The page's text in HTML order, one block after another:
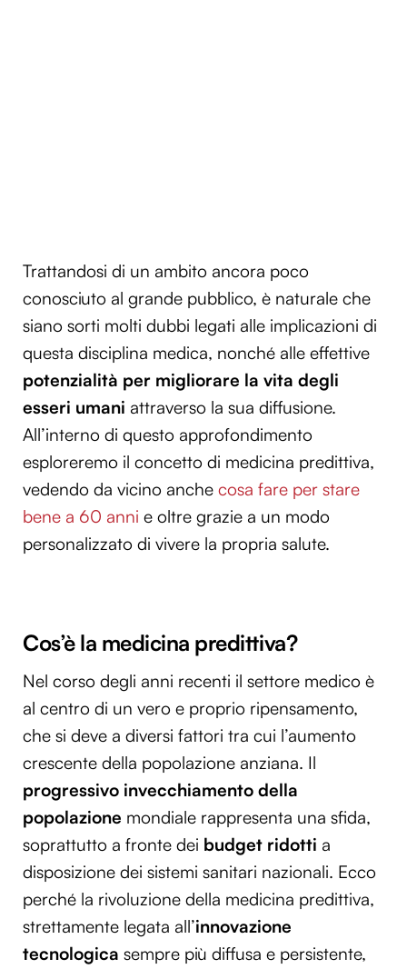
Trattandosi di un ambito ancora poco
conosciuto al grande pubblico, è naturale che
siano sorti molti dubbi legati alle implicazioni di
questa disciplina medica, nonché alle effettive
potenzialità per migliorare la vita degli
esseri umani attraverso la sua diffusione.
All’interno di questo approfondimento
esploreremo il concetto di medicina predittiva,
vedendo da vicino anche cosa fare per stare
bene a 60 anni e oltre grazie a un modo
personalizzato di vivere la propria salute.
Cos’è la medicina predittiva?
Nel corso degli anni recenti il settore medico è
al centro di un vero e proprio ripensamento,
che si deve a diversi fattori tra cui l’aumento
crescente della popolazione anziana. Il
progressivo invecchiamento della
popolazione mondiale rappresenta una sfida,
soprattutto a fronte dei budget ridotti a
disposizione dei sistemi sanitari nazionali. Ecco
perché la rivoluzione della medicina predittiva,
strettamente legata all’innovazione
tecnologica sempre più diffusa e persistente,